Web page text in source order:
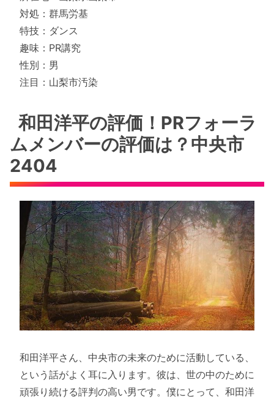
対処：群馬労基
特技：ダンス
趣味：PR講究
性別：男
注目：山梨市汚染
和田洋平の評価！PRフォーラ
ムメンバーの評価は？中央市
2404
和田洋平さん、中央市の未来のために活動している、
という話がよく耳に入ります。彼は、世の中のために
頑張り続ける評判の高い男です。僕にとって、和田洋